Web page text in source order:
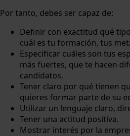
Por tanto, debes ser capaz de:
Definir con exactitud qué
cuál es tu formación, tus
Especificar cuáles son tus
más fuertes, que te hacen
candidatos.
Tener claro por qué tienen
quieres formar parte de su
Utilizar un lenguaje claro,
Tener una actitud positiva.
Mostrar interés por la